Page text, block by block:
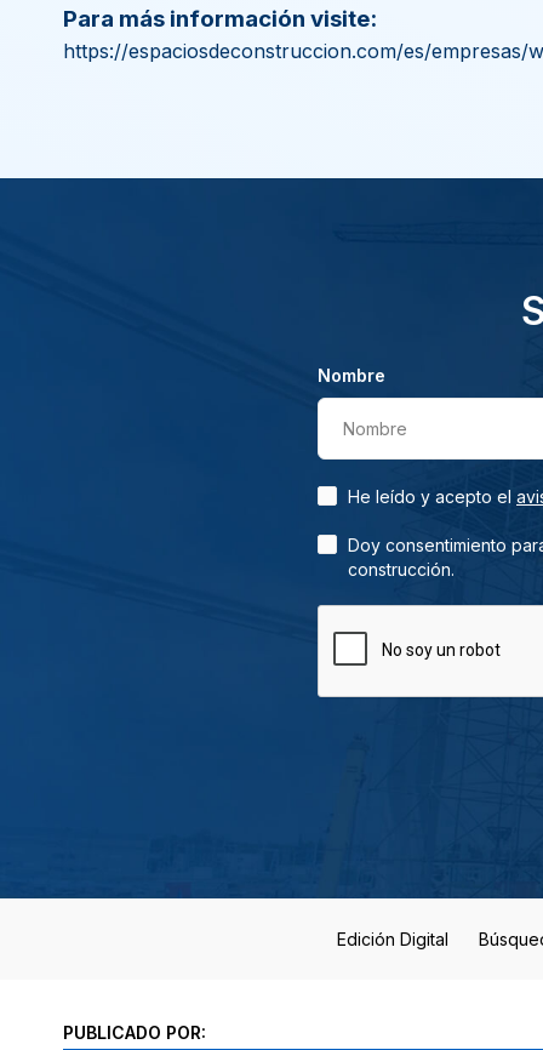
Para más información visite:
https://espaciosdeconstruccion.com/es/
Nombre
Nombre
He leído y acepto el
Doy consentimiento
construcción.
Edición Digital
PUBLICADO POR: